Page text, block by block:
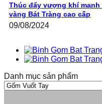
Thúc đẩy vượng khí
vàng Bát Tràng cao cấp
09/08/2024
Danh mục sản phẩm